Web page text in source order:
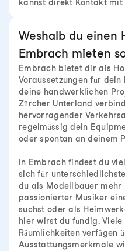
kannst direkt Kontakt mit
Weshalb du einen
Embrach mieten
Embrach bietet dir als
Voraussetzungen für
deine handwerklichen
Zürcher Unterland
hervorragender
regelmässig dein
oder spontan an deinem
In Embrach findest du
sich für
du als Modellbauer mehr
passionierter Musiker
suchst oder als
hier wirst du fündig.
Räumlichkeiten verfügen
Ausstattungsmerkmale